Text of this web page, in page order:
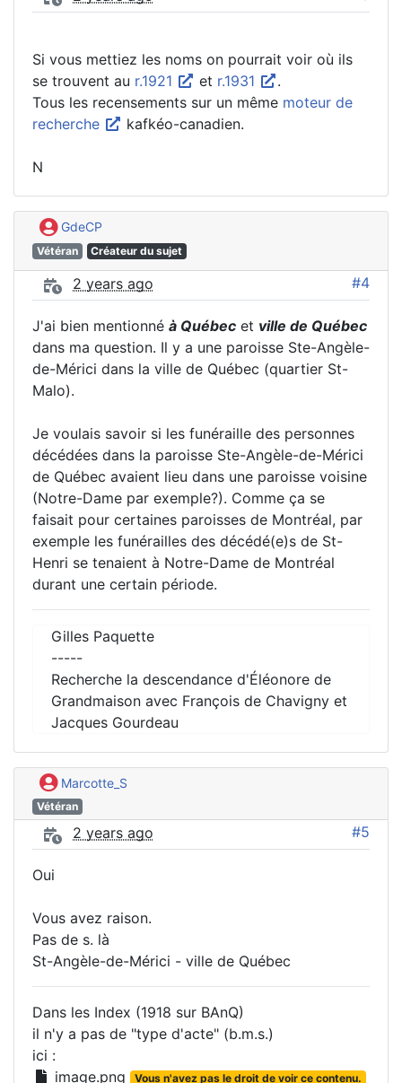
Si vous mettiez les noms on pourrait voir où ils
se trouvent au r.1921 et r.1931
.
Tous les recensements sur un même moteur de
recherche
kafkéo-canadien.
N
GdeCP
Vétéran Créateur du sujet
2 years ago #4
J'ai bien mentionné à Québec et ville de Québec
dans ma question. Il y a une paroisse Ste-Angèle-
de-Mérici dans la ville de Québec (quartier St-
Malo).
Je voulais savoir si les funéraille des personnes
décédées dans la paroisse Ste-Angèle-de-Mérici
de Québec avaient lieu dans une paroisse voisine
(Notre-Dame par exemple?). Comme ça se
faisait pour certaines paroisses de Montréal, par
exemple les funérailles des décédé(e)s de St-
Henri se tenaient à Notre-Dame de Montréal
durant une certain période.
Gilles Paquette
-----
Recherche la descendance d'Éléonore de
Grandmaison avec François de Chavigny et
Jacques Gourdeau
Marcotte_S
Vétéran
2 years ago #5
Oui
Vous avez raison.
Pas de s. là
St-Angèle-de-Mérici - ville de Québec
Dans les Index (1918 sur BAnQ)
il n'y a pas de "type d'acte" (b.m.s.)
ici :
image.png
Vous n'avez pas le droit de voir ce contenu.